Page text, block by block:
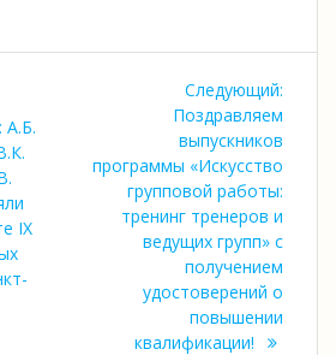
Предыдущая
запись:
А.Б.
IX
Следующий:
Поздравляем
выпускников
программы «Искусство
групповой работы:
тренинг тренеров и
ведущих групп» с
получением
удостоверений о
повышении
квалификации!